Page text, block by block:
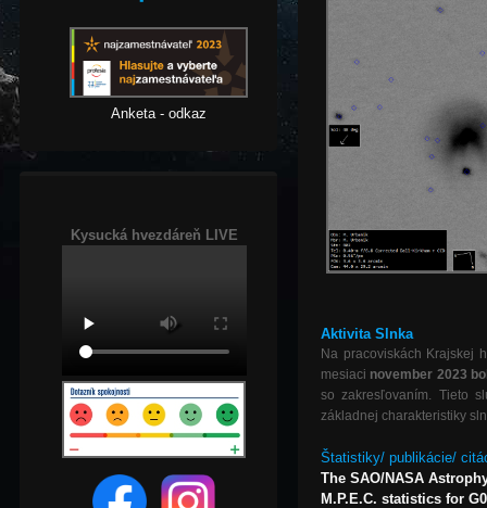
Anketa - odkaz
Kysucká hvezdáreň LIVE
Aktivita Slnka
Na pracoviskách Krajskej
mesiaci november 2023
so zakresľovaním. Tieto
základnej charakteristiky
Štatistiky/ publikácie/
The SAO/NASA
M.P.E.C. statistics for